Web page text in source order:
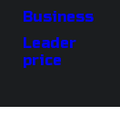
Business
Leader
price